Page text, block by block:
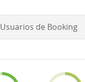
Usuarios de Booking